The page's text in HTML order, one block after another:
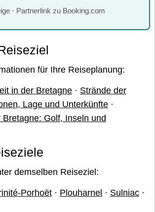
· Partnerlink zu Booking.com
für Ihre Reiseplanung:
in der Bretagne · Strände der
Lage und Unterkünfte ·
Golf, Inseln und
demselben Reiseziel:
Porhoët · Plouharnel · Sulniac ·